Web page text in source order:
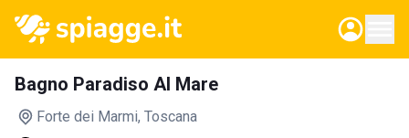
Bagno Paradiso Al Mare
Forte dei Marmi, Toscana